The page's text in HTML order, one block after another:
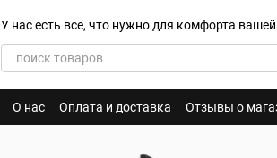
У нас есть все, что нужно для комфорта
О нас Оплата и доставка Отзывы о